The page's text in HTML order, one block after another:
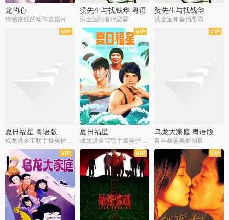
龙的心
情感路线的动作喜剧片
赞先生与找钱华 粤语
版
洪金宝咏春治恶霸
赞先生与找钱华
洪金宝咏春治恶霸
夏日福星 粤语版
成龙洪金宝联手爆笑护美女
夏日福星
成龙洪金宝联手爆笑护美女
乌龙大家庭 粤语版
青年黎姿美貌初显